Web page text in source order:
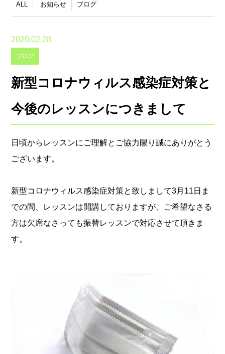
ALL お知らせ ブログ
2020.02.28
ブログ
新型コロナウィルス感染症対策と
今後のレッスンにつきまして
日頃からレッスンにご理解とご協力賜り誠にありがとう
ございます。
新型コロナウィルス感染症対策と致しまして3月11日ま
での間、レッスンは開講しておりますが、ご希望なさる
方は欠席なさっても振替レッスンで対応させて頂きま
す。